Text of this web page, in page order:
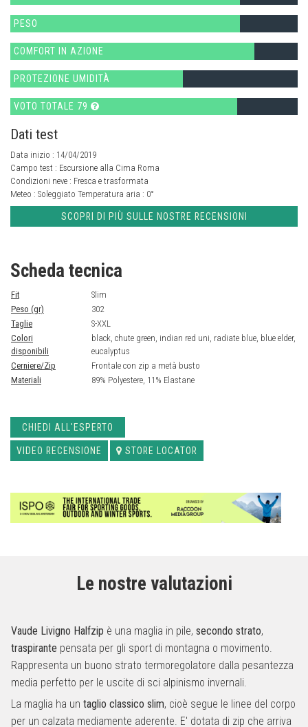
PESO
COMFORT IN AZIONE
PROTEZIONE UMIDITÀ
VOTO TOTALE 79
Dati test
Data inizio : 14/04/2019
Campo test : Escursione alla Cima Roma
Condizioni neve : Fresca e trasformata
Meteo : Soleggiato Temperatura aria : 0°
SCOPRI DI PIÙ SULLE NOSTRE RECENSIONI
Scheda tecnica
Fit
Slim
Peso (gr)
302
Taglie
S-XXL
Colori
disponibili
black, chute green, indian red uni, radiate blue, blue elder,
eucalyptus
Cerniere/Zip
Frontale con zip a metà busto
Materiali
89% Polyestere, 11% Elastane
CHIEDI ALL'ESPERTO
VIDEO RECENSIONE STORE LOCATOR
Le nostre valutazioni
Vaude Livigno Halfzip è una maglia in pile, secondo strato,
traspirante pensata per gli sport di montagna o movimento.
Rappresenta un buono strato termoregolatore dalla pesantezza
media perfetto per le uscite di sci alpinismo invernali.
La maglia ha un taglio classico slim, cioè segue le linee del corpo
per un calzata mediamente aderente. E' dotata di zip che arriva